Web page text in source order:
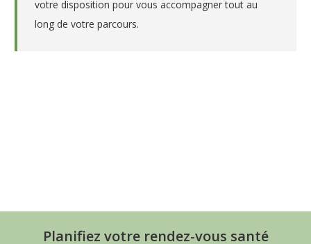
votre disposition pour vous accompagner tout au
long de votre parcours.
Planifiez votre rendez-vous santé